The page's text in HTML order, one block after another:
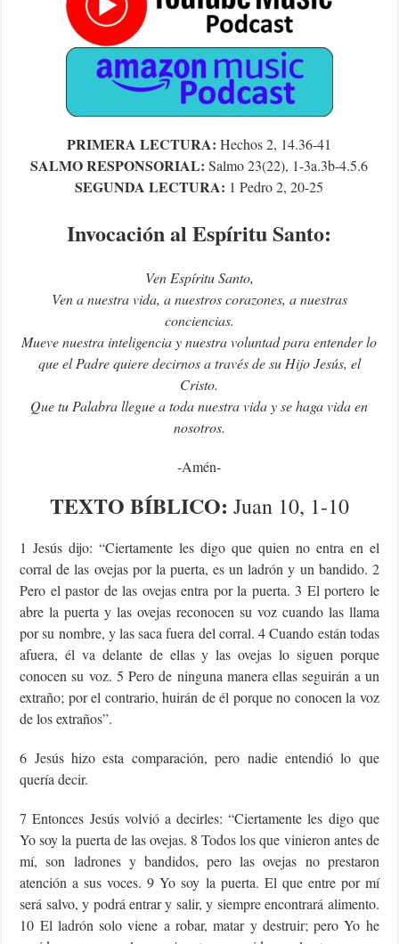
PRIMERA LECTURA:Hechos 2, 14.36-41
SALMO RESPONSORIAL:Salmo 23(22), 1-3a.3b-4.5.6
SEGUNDA LECTURA: 1 Pedro 2, 20-25
Invocación al Espíritu Santo:
Ven Espíritu Santo,
Ven a nuestra vida, a nuestros corazones, a nuestras
conciencias.
Mueve nuestra inteligencia y nuestra voluntad para entender lo
que el Padre quiere decirnos a través de su Hijo Jesús, el
Cristo.
Que tu Palabra llegue a toda nuestra vida y se haga vida en
nosotros.
-Amén-
TEXTO BÍBLICO: Juan 10, 1-10
1 Jesús dijo: “Ciertamente les digo que quien no entra en el
corral de las ovejas por la puerta, es un ladrón y un bandido. 2
Pero el pastor de las ovejas entra por la puerta. 3 El portero le
abre la puerta y las ovejas reconocen su voz cuando las llama
por su nombre, y las saca fuera del corral. 4 Cuando están todas
afuera, él va delante de ellas y las ovejas lo siguen porque
conocen su voz. 5 Pero de ninguna manera ellas seguirán a un
extraño; por el contrario, huirán de él porque no conocen la voz
de los extraños”.
6 Jesús hizo esta comparación, pero nadie entendió lo que
quería decir.
7 Entonces Jesús volvió a decirles: “Ciertamente les digo que
Yo soy la puerta de las ovejas. 8 Todos los que vinieron antes de
mí, son ladrones y bandidos, pero las ovejas no prestaron
atención a sus voces. 9 Yo soy la puerta. El que entre por mí
será salvo, y podrá entrar y salir, y siempre encontrará alimento.
10 El ladrón solo viene a robar, matar y destruir; pero Yo he